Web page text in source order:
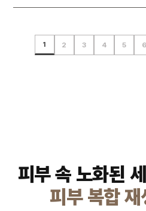
하관이 가벼워지고얼
피부결이 매끄럽고 잔
느낌이라화장할 때마
3주 지나갈 즈음부터
느꼈던 것 같아요!!!한
같구요 유지기간 1년
좋겠어여..ㅜㅜ
3주차때부터 효과가
알려주신 주의사항 따
않고 관리했더니결과
푸석했던 피부가 지금
1 2 3 4 5 6
피부 속 노화된
피부 복합